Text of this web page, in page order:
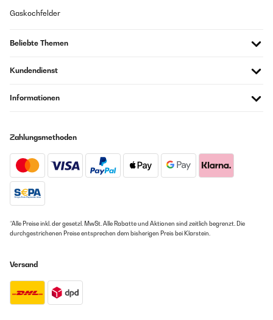
Gaskochfelder
Beliebte Themen
Kundendienst
Informationen
Zahlungsmethoden
*Alle Preise inkl. der gesetzl. MwSt. Alle Rabatte und Aktionen sind zeitlich begrenzt. Die
durchgestrichenen Preise entsprechen dem bisherigen Preis bei Klarstein.
Versand